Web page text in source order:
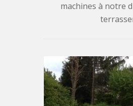
machines à notre